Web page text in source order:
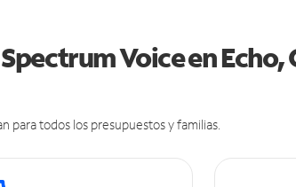
Voice en Echo,
para todos los presupuestos y familias.